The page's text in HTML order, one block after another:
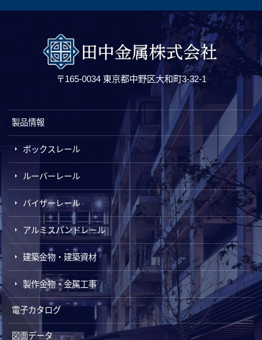
〒165-0034 東京都中野区大和町3-32-1
製品情報
ボックスレール
ルーバーレール
バイザーレール
アルミスパンドレール
建築金物・建築資材
製作金物・金属工事
電子カタログ
図面データ